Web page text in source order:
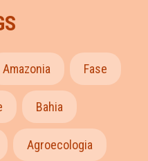
Amazonia Fase
Bahia
Agroecologia